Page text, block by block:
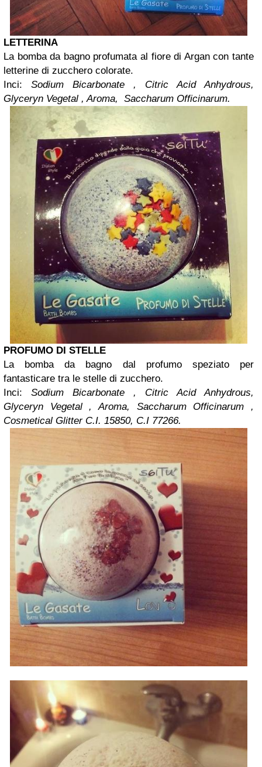
LETTERINA
La bomba da bagno profumata al fiore di Argan con tante
letterine di zucchero colorate.
Inci: Sodium Bicarbonate , Citric Acid Anhydrous,
Glyceryn Vegetal , Aroma, Saccharum Officinarum.
PROFUMO DI STELLE
La bomba da bagno dal profumo speziato per
fantasticare tra le stelle di zucchero.
Inci: Sodium Bicarbonate , Citric Acid Anhydrous,
Glyceryn Vegetal , Aroma, Saccharum Officinarum ,
Cosmetical Glitter C.I. 15850, C.I 77266.